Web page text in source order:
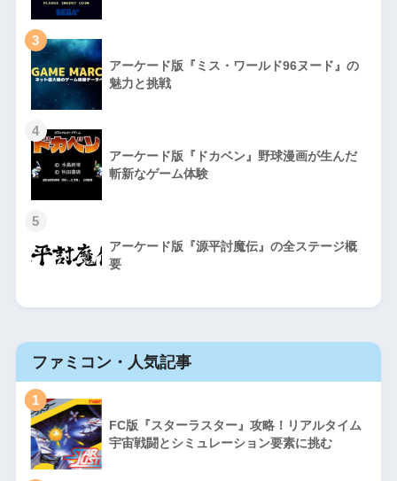
3
アーケード版『ミス・ワールド96ヌード』の
魅力と挑戦
4
アーケード版『ドカベン』野球漫画が生んだ
斬新なゲーム体験
5
アーケード版『源平討魔伝』の全ステージ概
要
ファミコン・人気記事
1
FC版『スターラスター』攻略！リアルタイム
宇宙戦闘とシミュレーション要素に挑む